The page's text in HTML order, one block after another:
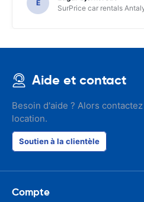
E
SurPrice car rentals
Aide et contact
Besoin d'aide ? Alors
location.
Soutien à la clientèle
Compte